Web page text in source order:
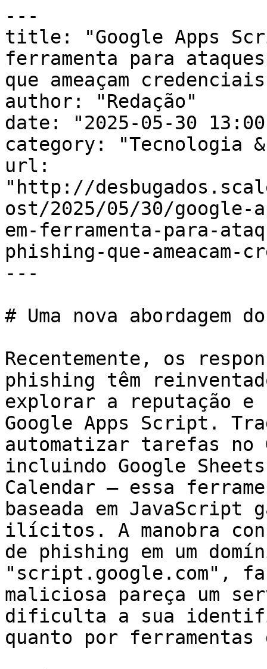
---
title: "Google Apps
ferramenta para
que ameaçam
author: "Redação"
date: "2025-05-30
category: "Tecnologia
url:
"http://
ost/2025/05/30/
em-ferramenta-para-
phishing-que-ameacam-
---
# Uma nova abordagem
Recentemente, os
phishing têm
explorar a reputação e
Google Apps Script.
automatizar tarefas no
incluindo Google
Calendar – essa
baseada em JavaScript
ilícitos. A manobra
de phishing em um
"script.google.com",
maliciosa pareça um
dificulta a sua
quanto por ferramentas